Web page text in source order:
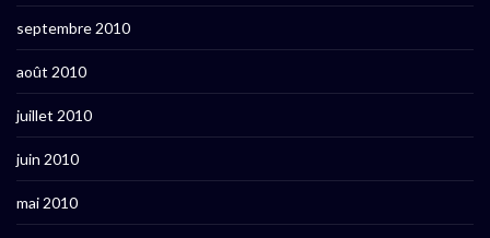
septembre 2010
août 2010
juillet 2010
juin 2010
mai 2010